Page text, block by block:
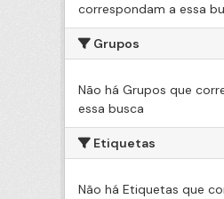
correspondam a essa
Grupos
Não há Grupos que
essa busca
Etiquetas
Não há Etiquetas que